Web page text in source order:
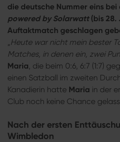
die deutsche Nummer eins bei
powered by Solarwatt(bis 28.
Auftaktmatch geschlagen
Heute war nicht mein bester
Matches, in denen ein, zwei
Maria , die beim 0:6, 6:7 (1:7)
einen Satzball im zweiten
Kanadierin hatte Maria in der
Club noch keine Chance
Nach der ersten
Wimbledon